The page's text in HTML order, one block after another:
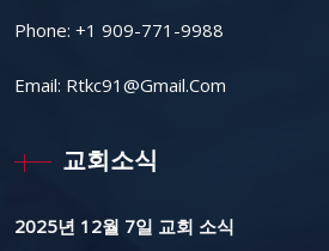
Phone: +1 909-771-9988
Email: Rtkc91@gmail.com
교회소식
2025년 12월 7일 교회 소식